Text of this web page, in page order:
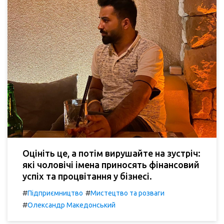
Оцініть це, а потім вирушайте на зустріч:
які чоловічі імена приносять фінансовий
успіх та процвітання у бізнесі.
#Підприємництво #Мистецтво та розваги
#Олександр Македонський